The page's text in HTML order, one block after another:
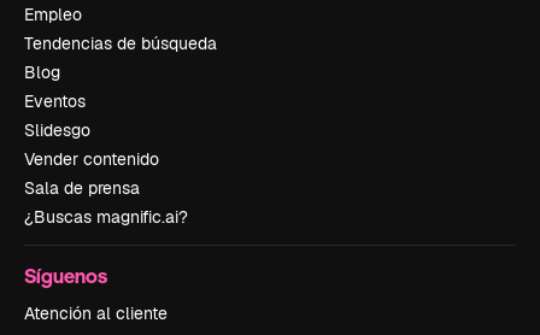
Empleo
Tendencias de búsqueda
Blog
Eventos
Slidesgo
Vender contenido
Sala de prensa
¿Buscas magnific.ai?
Síguenos
Atención al cliente